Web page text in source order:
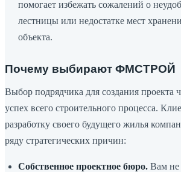
помогает избежать сожалений о
лестницы или недостатке мест
объекта.
Почему выбирают ФМСТРОЙ
Выбор подрядчика для создания проекта
успех всего строительного процесса.
разработку своего будущего жилья
ряду стратегических причин:
Собственное проектное бюро. Вам не